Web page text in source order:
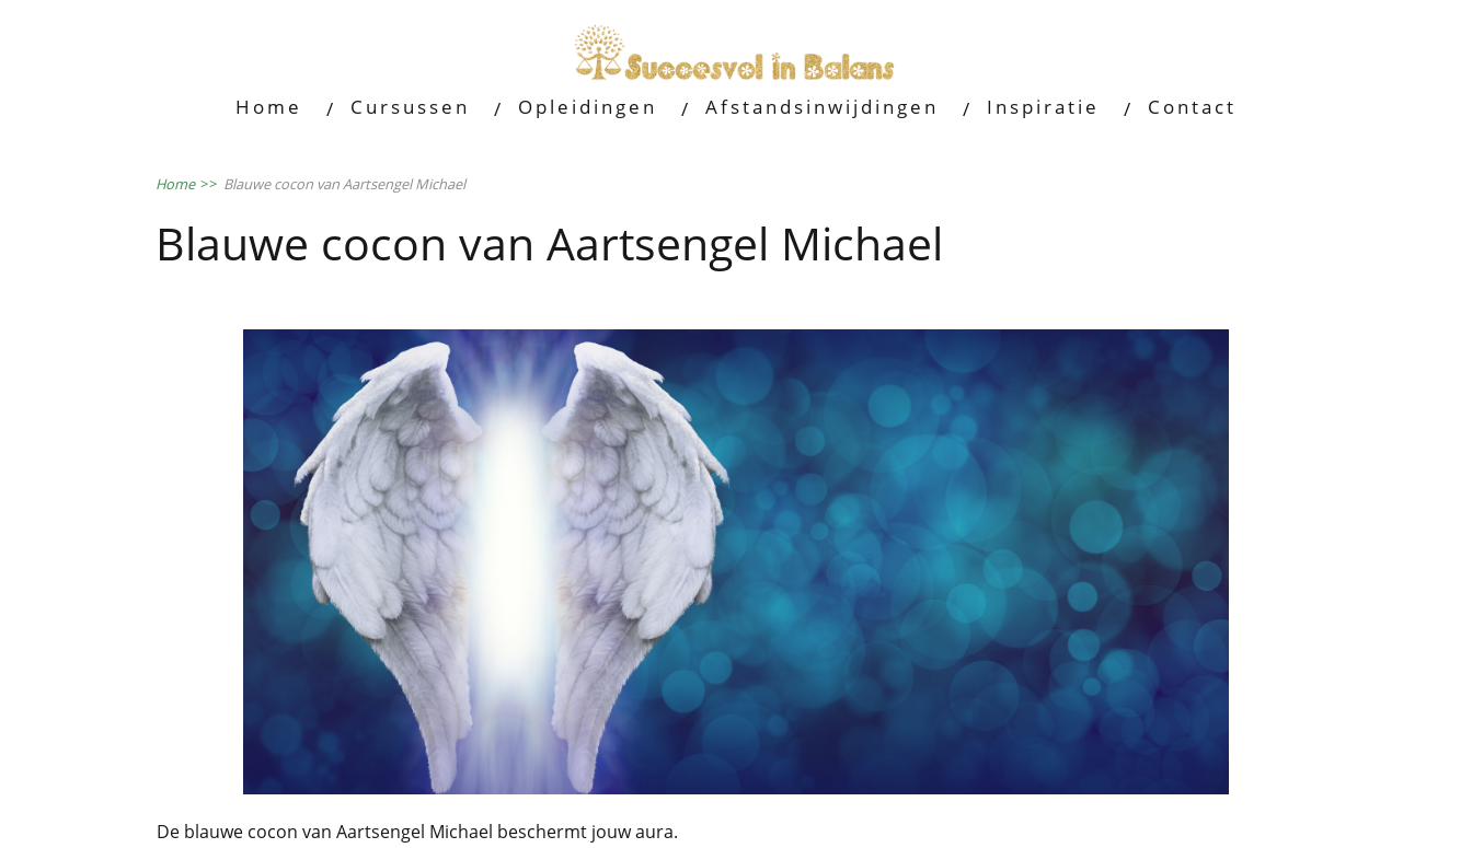
Home Cursussen Opleidingen Afstandsinwijdingen Inspiratie Contact
Home >> Blauwe cocon van Aartsengel Michael
Blauwe cocon van Aartsengel Michael
De blauwe cocon van Aartsengel Michael beschermt jouw aura.